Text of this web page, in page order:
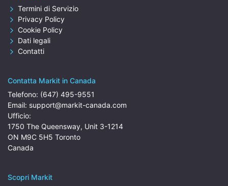
Termini di Servizio
Privacy Policy
Cookie Policy
Dati legali
Contatti
Contatta Markit in Canada
Telefono: (647) 495-9551
Email: support@markit-canada.com
Ufficio:
1750 The Queensway, Unit 3-1214
ON M9C 5H5 Toronto
Canada
Scopri Markit